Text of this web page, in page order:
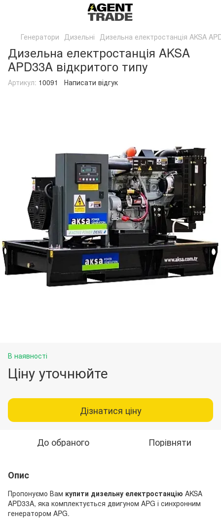
Генератори Дизельні Дизельна електростанція AKSA
Дизельна електростанція AKSA
APD33A відкритого типу
Артикул: 10091 Написати відгук
В наявності
Ціну уточнюйте
Дізнатися ціну
До обраного Порівняти
Опис
Пропонуємо Вам купити дизельну електростанцію AKSA
APD33A, яка комплектується двигуном APG і синхронним
генератором APG.